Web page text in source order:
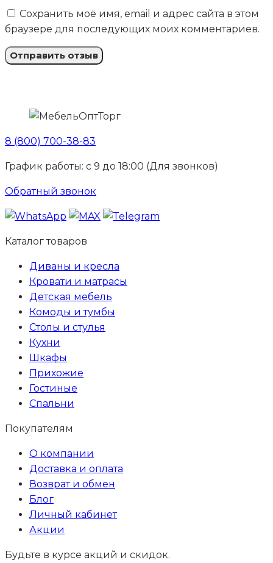
Сохранить моё имя, email и адрес сайта в этом
браузере для последующих моих комментариев.
8 (800) 700-38-83
График работы: с 9 до 18:00 (Для звонков)
Обратный звонок
Каталог товаров
Диваны и кресла
Кровати и матрасы
Детская мебель
Комоды и тумбы
Столы и стулья
Кухни
Шкафы
Прихожие
Гостиные
Спальни
Покупателям
О компании
Доставка и оплата
Возврат и обмен
Блог
Личный кабинет
Акции
Будьте в курсе акций и скидок.